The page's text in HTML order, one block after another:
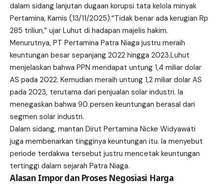
dalam sidang lanjutan dugaan korupsi tata kelola minyak
Pertamina, Kamis (13/11/2025).“Tidak benar ada kerugian Rp
285 triliun,” ujar Luhut di hadapan majelis hakim.
Menurutnya, PT Pertamina Patra Niaga justru meraih
keuntungan besar sepanjang 2022 hingga 2023.Luhut
menjelaskan bahwa PPN mendapat untung 1,4 miliar dolar
AS pada 2022. Kemudian meraih untung 1,2 miliar dolar AS
pada 2023, terutama dari penjualan solar industri. Ia
menegaskan bahwa 90 persen keuntungan berasal dari
segmen solar industri.
Dalam sidang, mantan Dirut Pertamina Nicke Widyawati
juga membenarkan tingginya keuntungan itu. Ia menyebut
periode terdakwa tersebut justru mencetak keuntungan
tertinggi dalam sejarah Patra Niaga.
Alasan Impor dan Proses Negosiasi Harga